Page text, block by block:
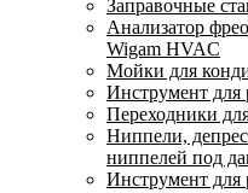
Заправочные
Анализатор
Wigam HVAC
Мойки для
Инструмент для
Переходники
Ниппели,
ниппелей под
Инструмент для